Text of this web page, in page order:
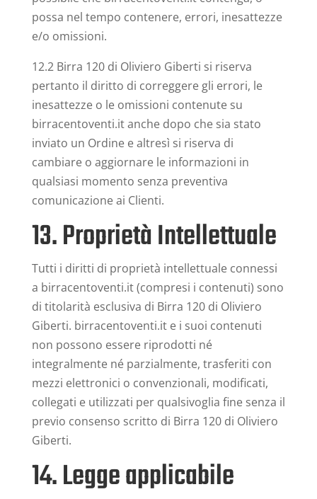
possa nel tempo contenere, errori, inesattezze
e/o omissioni.
12.2 Birra 120 di Oliviero Giberti si riserva
pertanto il diritto di correggere gli errori, le
inesattezze o le omissioni contenute su
birracentoventi.it anche dopo che sia stato
inviato un Ordine e altresì si riserva di
cambiare o aggiornare le informazioni in
qualsiasi momento senza preventiva
comunicazione ai Clienti.
13. Proprietà Intellettuale
Tutti i diritti di proprietà intellettuale connessi
a birracentoventi.it (compresi i contenuti) sono
di titolarità esclusiva di Birra 120 di Oliviero
Giberti. birracentoventi.it e i suoi contenuti
non possono essere riprodotti né
integralmente né parzialmente, trasferiti con
mezzi elettronici o convenzionali, modificati,
collegati e utilizzati per qualsivoglia fine senza il
previo consenso scritto di Birra 120 di Oliviero
Giberti.
14. Legge applicabile